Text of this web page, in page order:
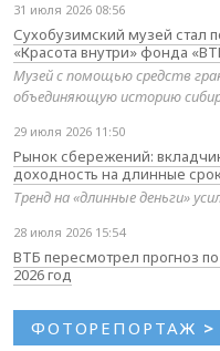
31 июля 2026 08:56
Сухобузимский музей стал
«Красота внутри» фонда
Музей с помощью средств
объединяющую историю
29 июля 2026 11:50
Рынок сбережений:
доходность на длинные
Тренд на «длинные деньги»
28 июля 2026 15:54
ВТБ пересмотрел прогноз
2026 год
ФОТОРЕПОРТАЖ >